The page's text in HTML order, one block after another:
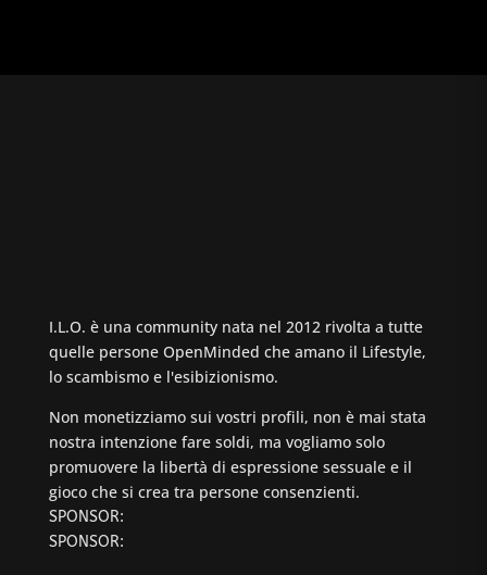
I.L.O. è una community nata nel 2012 rivolta a tutte
quelle persone OpenMinded che amano il Lifestyle,
lo scambismo e l'esibizionismo.
Non monetizziamo sui vostri profili, non è mai stata
nostra intenzione fare soldi, ma vogliamo solo
promuovere la libertà di espressione sessuale e il
gioco che si crea tra persone consenzienti.
SPONSOR:
SPONSOR: